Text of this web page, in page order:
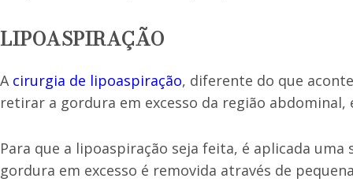
LIPOASPIRAÇÃO
A cirurgia de lipoaspiração, diferente do que
retirar a gordura em excesso da região
Para que a lipoaspiração seja feita, é aplicada
gordura em excesso é removida através de